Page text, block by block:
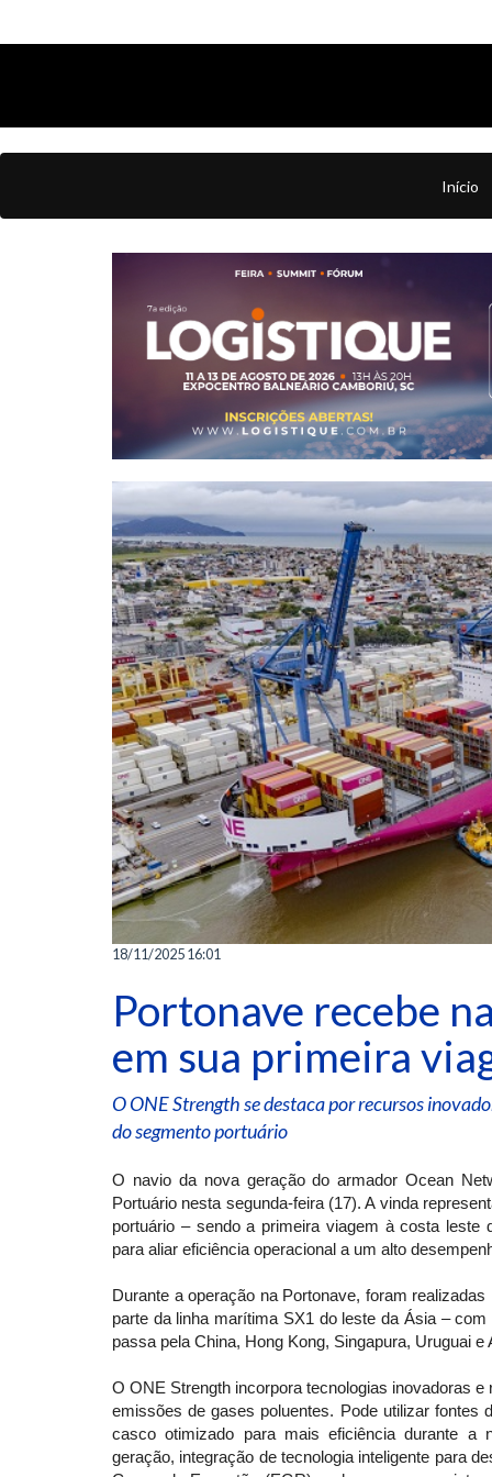
Início
18/11/2025 16:01
Portonave recebe
em sua primeira
O ONE Strength se destaca por recursos
do segmento portuário
O navio da nova geração do armador Ocean
Portuário nesta segunda-feira (17). A vinda
portuário – sendo a primeira viagem à costa leste
para aliar eficiência operacional a um alto
Durante a operação na Portonave, foram
parte da linha marítima SX1 do leste da Ásia –
passa pela China, Hong Kong, Singapura, Uruguai e
O ONE Strength incorpora tecnologias inovadoras
emissões de gases poluentes. Pode utilizar fontes
casco otimizado para mais eficiência durante a
geração, integração de tecnologia inteligente para